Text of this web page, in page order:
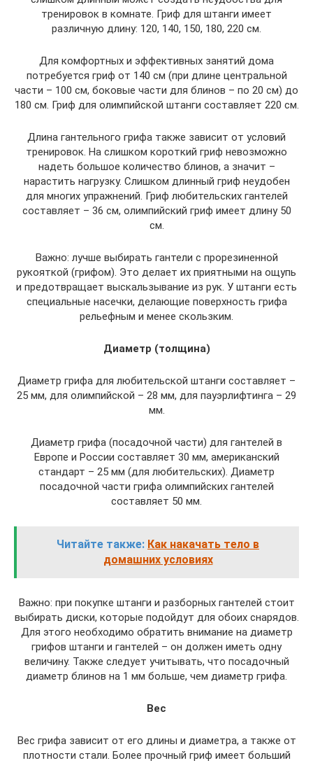
тренировок в комнате. Гриф для штанги имеет
различную длину: 120, 140, 150, 180, 220 см.
Для комфортных и эффективных занятий дома
потребуется гриф от 140 см (при длине центральной
части – 100 см, боковые части для блинов – по 20 см) до
180 см. Гриф для олимпийской штанги составляет 220 см.
Длина гантельного грифа также зависит от условий
тренировок. На слишком короткий гриф невозможно
надеть большое количество блинов, а значит –
нарастить нагрузку. Слишком длинный гриф неудобен
для многих упражнений. Гриф любительских гантелей
составляет – 36 см, олимпийский гриф имеет длину 50
см.
Важно: лучше выбирать гантели с прорезиненной
рукояткой (грифом). Это делает их приятными на ощупь
и предотвращает выскальзывание из рук. У штанги есть
специальные насечки, делающие поверхность грифа
рельефным и менее скользким.
Диаметр (толщина)
Диаметр грифа для любительской штанги составляет –
25 мм, для олимпийской – 28 мм, для пауэрлифтинга – 29
мм.
Диаметр грифа (посадочной части) для гантелей в
Европе и России составляет 30 мм, американский
стандарт – 25 мм (для любительских). Диаметр
посадочной части грифа олимпийских гантелей
составляет 50 мм.
Читайте также: Как накачать тело в
домашних условиях
Важно: при покупке штанги и разборных гантелей стоит
выбирать диски, которые подойдут для обоих снарядов.
Для этого необходимо обратить внимание на диаметр
грифов штанги и гантелей – он должен иметь одну
величину. Также следует учитывать, что посадочный
диаметр блинов на 1 мм больше, чем диаметр грифа.
Вес
Вес грифа зависит от его длины и диаметра, а также от
плотности стали. Более прочный гриф имеет больший